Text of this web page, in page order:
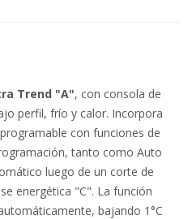
Trend "A", con consola de
perfil, frío y calor. Incorpora
con funciones de
tanto como Auto
luego de un corte de
energética "C". La función
bajando 1°C